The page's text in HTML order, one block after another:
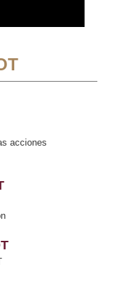
acciones